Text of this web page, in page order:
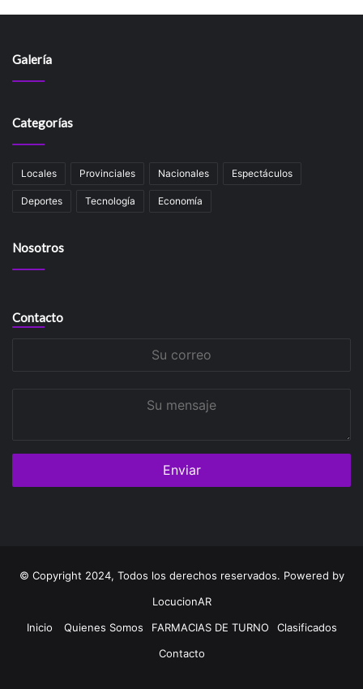
Galería
Categorías
Locales Provinciales Nacionales Espectáculos
Deportes Tecnología Economía
Nosotros
Contacto
© Copyright 2024, Todos los derechos reservados. Powered by
LocucionAR
Inicio
Quienes Somos FARMACIAS DE TURNO
Clasificados
Contacto